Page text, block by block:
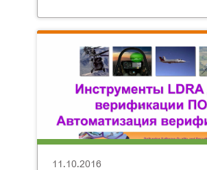
11.10.2016